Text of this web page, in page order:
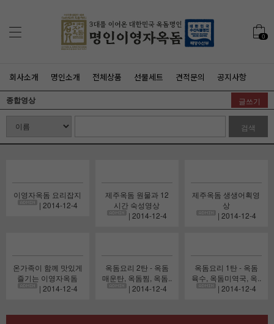
0
회사소개 명인소개 전체상품 선물세트 견적문의 공지사항
종합영상 글쓰기
검색
이영자옥돔 요리잡지
| 2014-12-4
제주옥돔 원물과 12
시간 숙성영상
| 2014-12-4
제주옥돔 생생어획영
상
| 2014-12-4
온가족이 함께 맛있게
즐기는 이영자옥돔
| 2014-12-4
옥돔요리 2탄 - 옥돔
매운탄, 옥돔찜, 옥돔..
| 2014-12-4
옥돔요리 1탄 - 옥돔
육수, 옥돔미역국, 옥..
| 2014-12-4